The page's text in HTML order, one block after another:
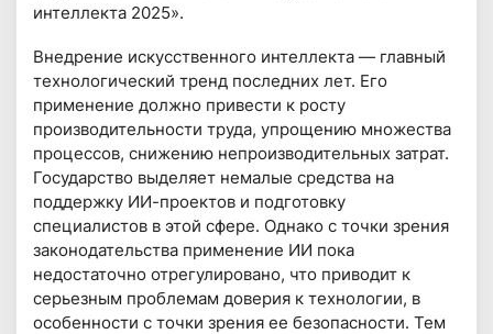
интеллекта 2025».
Внедрение искусственного интеллекта — главный
технологический тренд последних лет. Его
применение должно привести к росту
производительности труда, упрощению множества
процессов, снижению непроизводительных затрат.
Государство выделяет немалые средства на
поддержку ИИ-проектов и подготовку
специалистов в этой сфере. Однако с точки зрения
законодательства применение ИИ пока
недостаточно отрегулировано, что приводит к
серьезным проблемам доверия к технологии, в
особенности с точки зрения ее безопасности. Тем